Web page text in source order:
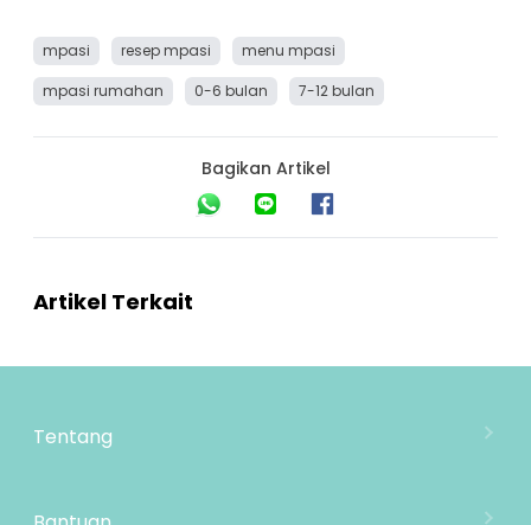
mpasi resep mpasi
menu mpasi
mpasi rumahan
0-6 bulan 7-12 bulan
Bagikan Artikel
Artikel Terkait
Tentang
Lokasi Toko